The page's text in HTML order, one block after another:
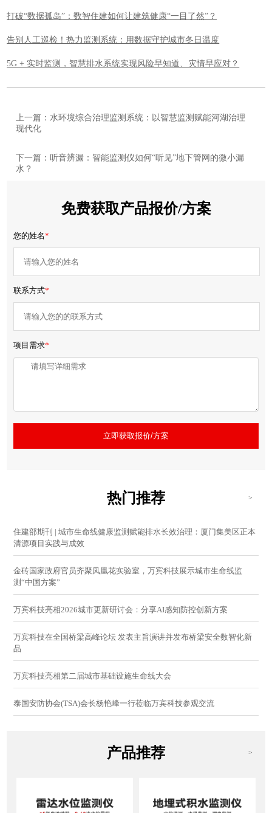
打破“数据孤岛”：数智住建如何让建筑健康“一目了然”？
告别人工巡检！热力监测系统：用数据守护城市冬日温度
5G + 实时监测，智慧排水系统实现风险早知道、灾情早应对？
上一篇：水环境综合治理监测系统：以智慧监测赋能河湖治理
现代化
下一篇：听音辨漏：智能监测仪如何“听见”地下管网的微小漏
水？
免费获取产品报价/方案
您的姓名*
联系方式*
项目需求*
立即获取报价/方案
热门推荐 >
住建部期刊 | 城市生命线健康监测赋能排水长效治理：厦门集美区正本
清源项目实践与成效
金砖国家政府官员齐聚凤凰花实验室，万宾科技展示城市生命线监
测“中国方案”
万宾科技亮相2026城市更新研讨会：分享AI感知防控创新方案
万宾科技在全国桥梁高峰论坛 发表主旨演讲并发布桥梁安全数智化新
品
万宾科技亮相第二届城市基础设施生命线大会
泰国安防协会(TSA)会长杨艳峰一行莅临万宾科技参观交流
产品推荐 >